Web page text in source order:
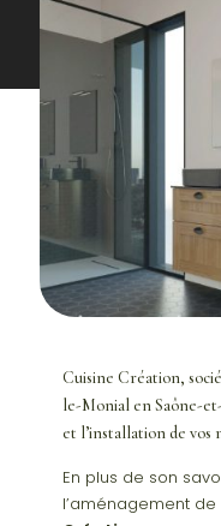
Cuisine Création,
le-Monial en Saône-
et l’installation de vos
En plus de son
l’aménagement